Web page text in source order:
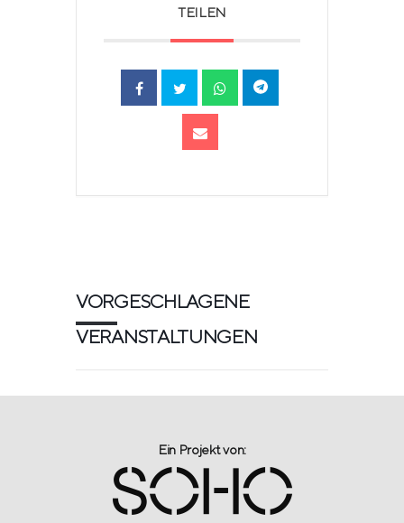
TEILEN
VORGESCHLAGENE
VERANSTALTUNGEN
Ein Projekt von:​